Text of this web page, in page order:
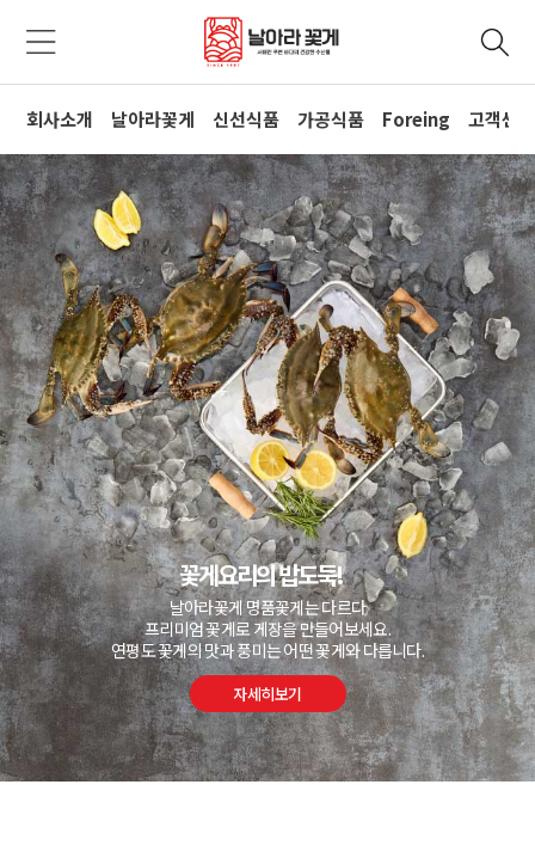
회사소개 날아라꽃게 신선식품 가공식품 Foreing 고객센터
꽃게요리의 밥도둑!
날아라꽃게 명품꽃게는 다르다
프리미엄 꽃게로 게장을 만들어보세요.
연평도 꽃게의 맛과 풍미는 어떤 꽃게와 다릅니다.
자세히보기